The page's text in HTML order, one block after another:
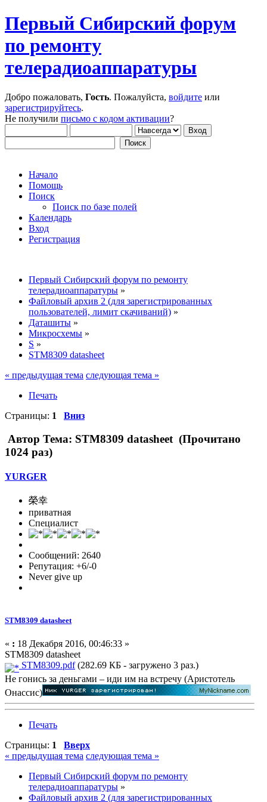
Первый Сибирский форум
по ремонту
телерадиоаппаратуры
Добро пожаловать, Гость. Пожалуйста, войдите или
зарегистрируйтесь.
Не получили письмо с кодом активации?
Начало
Помощь
Поиск
Поиск по базе полей
Календарь
Вход
Регистрация
Первый Сибирский форум по ремонту
телерадиоаппаратуры »
Файловый архив 2 (для зарегистрированных
пользователей, лимит скачиваний) »
Даташиты »
Микросхемы »
S »
STM8309 datasheet
« предыдущая тема следующая тема »
Печать
Страницы: 1 Вниз
Автор Тема: STM8309 datasheet (Прочитано
1024 раз)
YURGER
榮幸
приватная
Специалист
Сообщений: 2640
Репутация: +6/-0
Never give up
STM8309 datasheet
« : 18 Декабря 2016, 00:46:33 »
STM8309 datasheet
STM8309.pdf(282.69 КБ - загружено 3 раз.)
Не гонись за деньгами – иди им на встречу (Аристотель
Онассис)
Печать
Страницы: 1
Вверх
« предыдущая тема следующая тема »
Первый Сибирский форум по ремонту
телерадиоаппаратуры »
Файловый архив 2 (для зарегистрированных